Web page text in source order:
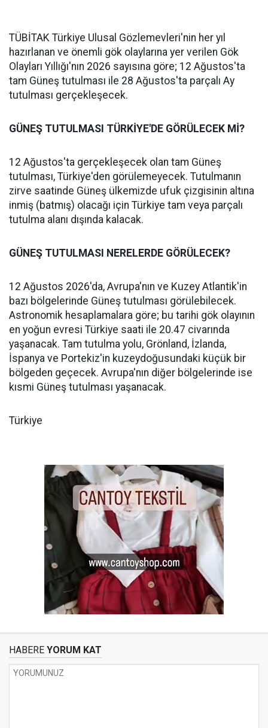
TÜBİTAK Türkiye Ulusal Gözlemevleri'nin her yıl
hazırlanan ve önemli gök olaylarına yer verilen Gök
Olayları Yıllığı'nın 2026 sayısına göre; 12 Ağustos'ta
tam Güneş tutulması ile 28 Ağustos'ta parçalı Ay
tutulması gerçekleşecek.
GÜNEŞ TUTULMASI TÜRKİYE'DE GÖRÜLECEK Mİ?
12 Ağustos'ta gerçekleşecek olan tam Güneş
tutulması, Türkiye'den görülemeyecek. Tutulmanın
zirve saatinde Güneş ülkemizde ufuk çizgisinin altına
inmiş (batmış) olacağı için Türkiye tam veya parçalı
tutulma alanı dışında kalacak.
GÜNEŞ TUTULMASI NERELERDE GÖRÜLECEK?
12 Ağustos 2026'da, Avrupa'nın ve Kuzey Atlantik'in
bazı bölgelerinde Güneş tutulması görülebilecek.
Astronomik hesaplamalara göre; bu tarihi gök olayının
en yoğun evresi Türkiye saati ile 20.47 civarında
yaşanacak. Tam tutulma yolu, Grönland, İzlanda,
İspanya ve Portekiz'in kuzeydoğusundaki küçük bir
bölgeden geçecek. Avrupa'nın diğer bölgelerinde ise
kısmi Güneş tutulması yaşanacak.
Türkiye
HABERE YORUM KAT